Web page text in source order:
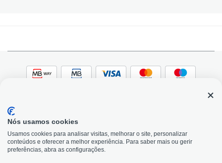
© 2026, Bildit. Todos os direitos reservados | Powered
by Toogas, with
Magento
Precisa de Ajuda?
Nós usamos cookies
Usamos cookies para analisar visitas, melhorar o site, personalizar
conteúdos e oferecer a melhor experiência. Para saber mais ou gerir
preferências, abra as configurações.